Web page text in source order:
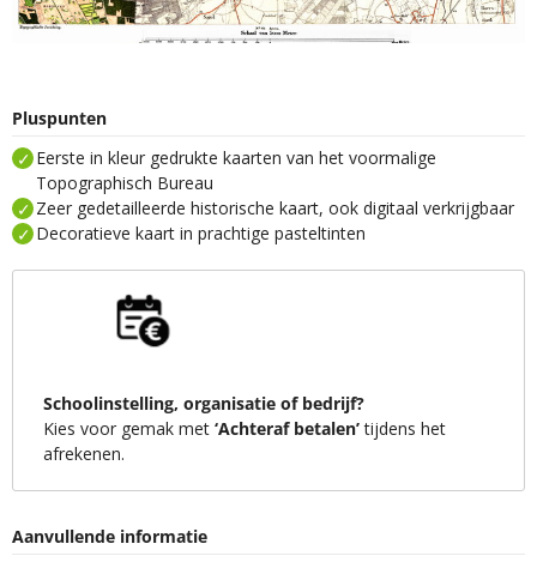
Pluspunten
Eerste in kleur gedrukte kaarten van het voormalige
Topographisch Bureau
Zeer gedetailleerde historische kaart, ook digitaal verkrijgbaar
Decoratieve kaart in prachtige pasteltinten
Schoolinstelling, organisatie of bedrijf?
Kies voor gemak met ‘Achteraf betalen’tijdens het
afrekenen.
Aanvullende informatie